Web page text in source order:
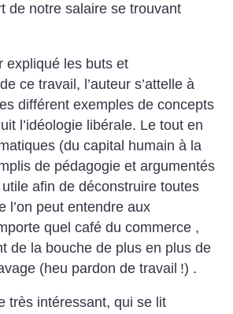
de notre salaire se trouvant
expliqué les buts et
ce travail, l’auteur s’attelle à
différent exemples de concepts
l’idéologie libérale. Le tout en
(du capital humain à la
de pédagogie et argumentés
afin de déconstruire toutes
l’on peut entendre aux
quel café du commerce ,
de la bouche de plus en plus de
(heu pardon de travail !) .
très intéressant, qui se lit